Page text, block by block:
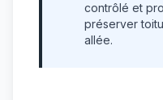
contrôlé et
préserver
allée.